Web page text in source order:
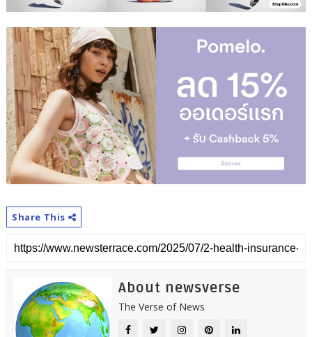
Share This
About newsverse
The Verse of News